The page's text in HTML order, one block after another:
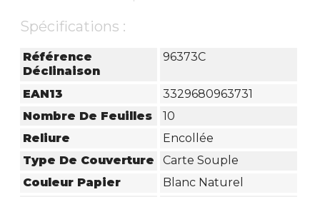
Spécifications :
Référence
Déclinaison
96373C
EAN13
3329680963731
Nombre De Feuilles
10
Reliure
Encollée
Type De Couverture
Carte Souple
Couleur Papier
Blanc Naturel